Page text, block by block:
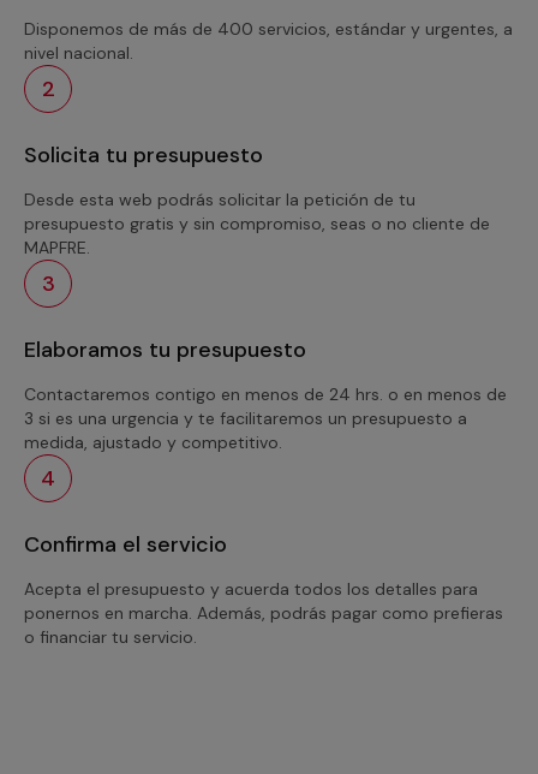
Disponemos de más de 400 servicios, estándar y urgentes, a
nivel nacional.
2
Solicita tu presupuesto
Desde esta web podrás solicitar la petición de tu
presupuesto gratis y sin compromiso, seas o no cliente de
MAPFRE.
3
Elaboramos tu presupuesto
Contactaremos contigo en menos de 24 hrs. o en menos de
3 si es una urgencia y te facilitaremos un presupuesto a
medida, ajustado y competitivo.
4
Confirma el servicio
Acepta el presupuesto y acuerda todos los detalles para
ponernos en marcha. Además, podrás pagar como prefieras
o financiar tu servicio.